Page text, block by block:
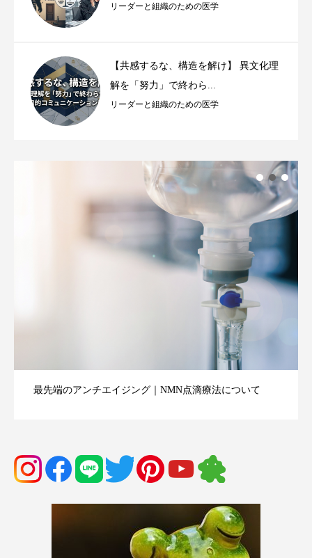
リーダーと組織のための医学
【共感するな、構造を解け】 異文化理
解を「努力」で終わら...
リーダーと組織のための医学
血液クレンジング（オゾン療法・血液クリーニング）効